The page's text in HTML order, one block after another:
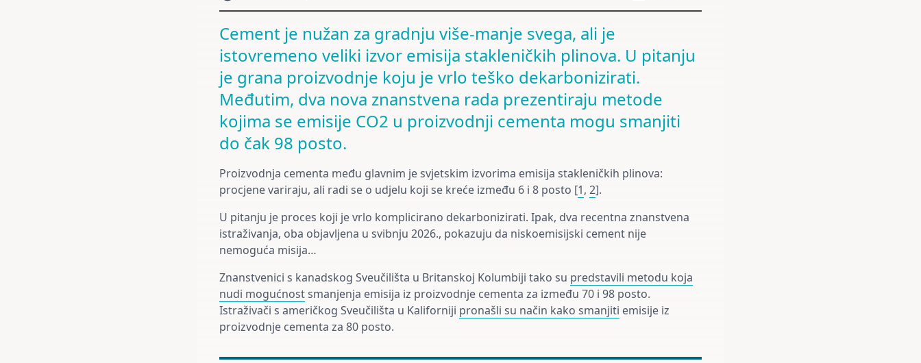
Cement je nužan za gradnju više-manje svega, ali je
istovremeno veliki izvor emisija stakleničkih plinova. U pitanju
je grana proizvodnje koju je vrlo teško dekarbonizirati.
Međutim, dva nova znanstvena rada prezentiraju metode
kojima se emisije CO2 u proizvodnji cementa mogu smanjiti
do čak 98 posto.
Proizvodnja cementa među glavnim je svjetskim izvorima emisija stakleničkih plinova:
procjene variraju, ali radi se o udjelu koji se kreće između 6 i 8 posto [1, 2].
U pitanju je proces koji je vrlo komplicirano dekarbonizirati. Ipak, dva recentna znanstvena
istraživanja, oba objavljena u svibnju 2026., pokazuju da niskoemisijski cement nije
nemoguća misija…
Znanstvenici s kanadskog Sveučilišta u Britanskoj Kolumbiji tako su predstavili metodu koja
nudi mogućnostsmanjenja emisija iz proizvodnje cementa za između 70 i 98 posto.
Istraživači s američkog Sveučilišta u Kaliforniji pronašli su način kako smanjiti emisije iz
proizvodnje cementa za 80 posto.